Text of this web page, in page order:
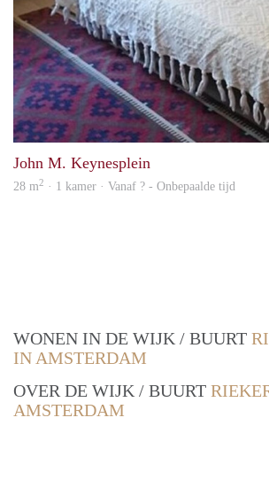
John M. Keynesplein
28 m2 · 1 kamer · Vanaf ? - Onbepaalde tijd
WONEN IN DE WIJK / BUURT
IN AMSTERDAM
OVER DE WIJK / BUURT
AMSTERDAM